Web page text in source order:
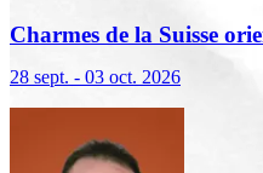
Charmes de la Suisse
28 sept. - 03 oct. 2026